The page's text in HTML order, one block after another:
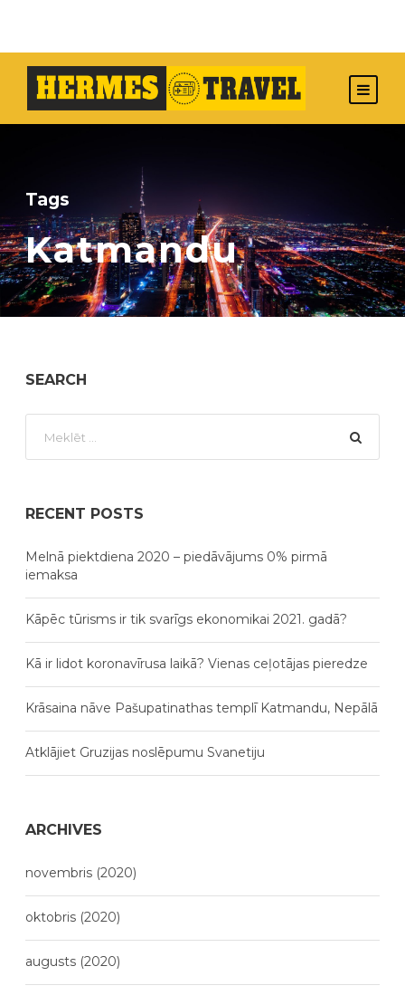
Tags
Katmandu
SEARCH
RECENT POSTS
Melnā piektdiena 2020 – piedāvājums 0% pirmā
iemaksa
Kāpēc tūrisms ir tik svarīgs ekonomikai 2021. gadā?
Kā ir lidot koronavīrusa laikā? Vienas ceļotājas pieredze
Krāsaina nāve Pašupatinathas templī Katmandu, Nepālā
Atklājiet Gruzijas noslēpumu Svanetiju
ARCHIVES
novembris (2020)
oktobris (2020)
augusts (2020)